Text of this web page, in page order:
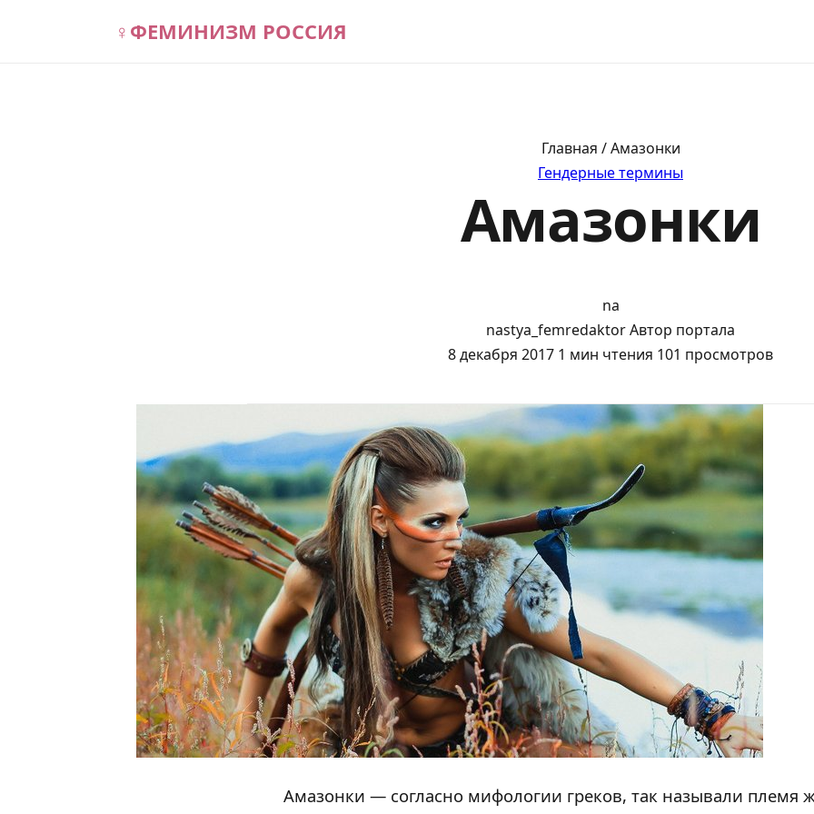
♀ ФЕМИНИЗМ РОССИЯ
Главная / Амазонки
Гендерные термины
Амазонки
na
nastya_femredaktorАвтор портала
8 декабря 2017 1 мин чтения 101 просмотров
Амазонки — согласно мифологии греков, так называли племя